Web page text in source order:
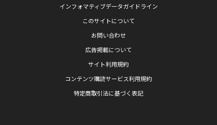
インフォマティブデータガイドライン
このサイトについて
お問い合わせ
広告掲載について
サイト利用規約
コンテンツ購読サービス利用規約
特定商取引法に基づく表記